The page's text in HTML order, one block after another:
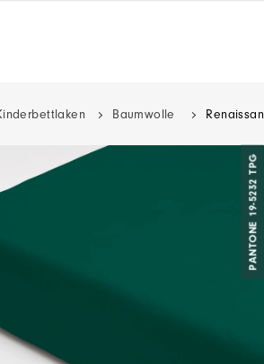
Baumwolle
PANTONE 19-5232 TPG